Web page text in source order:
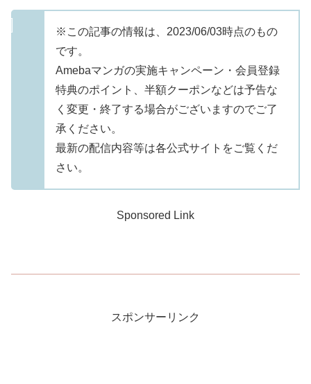
※この記事の情報は、2023/06/03時点のもの
です。
Amebaマンガの実施キャンペーン・会員登録
特典のポイント、半額クーポンなどは予告な
く変更・終了する場合がございますのでご了
承ください。
最新の配信内容等は各公式サイトをご覧くだ
さい。
Sponsored Link
スポンサーリンク